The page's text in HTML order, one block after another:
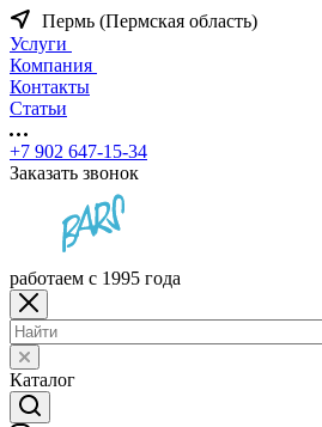
Пермь (Пермская область)
Услуги
Компания
Контакты
Статьи
+7 902 647-15-34
Заказать звонок
работаем с 1995 года
Каталог